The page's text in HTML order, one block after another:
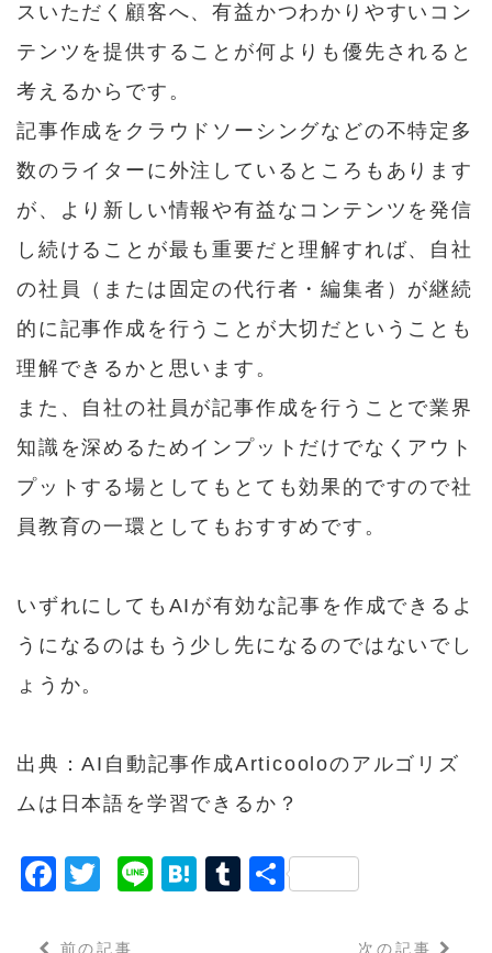
スいただく顧客へ、有益かつわかりやすいコン
テンツを提供することが何よりも優先されると
考えるからです。
記事作成をクラウドソーシングなどの不特定多
数のライターに外注しているところもあります
が、より新しい情報や有益なコンテンツを発信
し続けることが最も重要だと理解すれば、自社
の社員（または固定の代行者・編集者）が継続
的に記事作成を行うことが大切だということも
理解できるかと思います。
また、自社の社員が記事作成を行うことで業界
知識を深めるためインプットだけでなくアウト
プットする場としてもとても効果的ですので社
員教育の一環としてもおすすめです。
いずれにしてもAIが有効な記事を作成できるよ
うになるのはもう少し先になるのではないでし
ょうか。
出典：AI自動記事作成Articooloのアルゴリズ
ムは日本語を学習できるか？
F
c
T
it
Li
H
T 共
次の記事
前の記事